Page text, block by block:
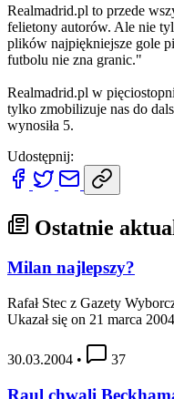
Realmadrid.pl to przede
felietony autorów. Ale nie
plików najpiękniejsze gole
futbolu nie zna granic."
Realmadrid.pl w
tylko zmobilizuje nas do
wynosiła 5.
Udostępnij:
Ostatnie
Milan najlepszy?
Rafał Stec z Gazety
Ukazał się on 21 marca
30.03.2004 • 37
Raul chwali